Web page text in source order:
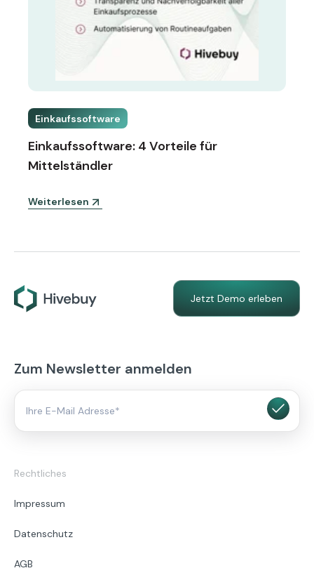
Einkaufssoftware
Einkaufssoftware: 4 Vorteile für
Mittelständler
Weiterlesen
Jetzt Demo erleben
Rechtliches
Impressum
Datenschutz
AGB
Zum Newsletter anmelden